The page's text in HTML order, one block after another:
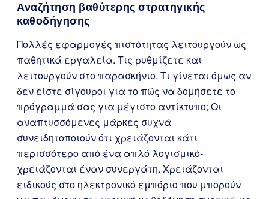
Αναζήτηση βαθύτερης στρατηγικής
καθοδήγησης
Πολλές εφαρμογές πιστότητας λειτουργούν ως
παθητικά εργαλεία. Τις ρυθμίζετε και
λειτουργούν στο παρασκήνιο. Τι γίνεται όμως αν
δεν είστε σίγουροι για το πώς να δομήσετε το
πρόγραμμά σας για μέγιστο αντίκτυπο; Οι
αναπτυσσόμενες μάρκες συχνά
συνειδητοποιούν ότι χρειάζονται κάτι
περισσότερο από ένα απλό λογισμικό-
χρειάζονται έναν συνεργάτη. Χρειάζονται
ειδικούς στο ηλεκτρονικό εμπόριο που μπορούν